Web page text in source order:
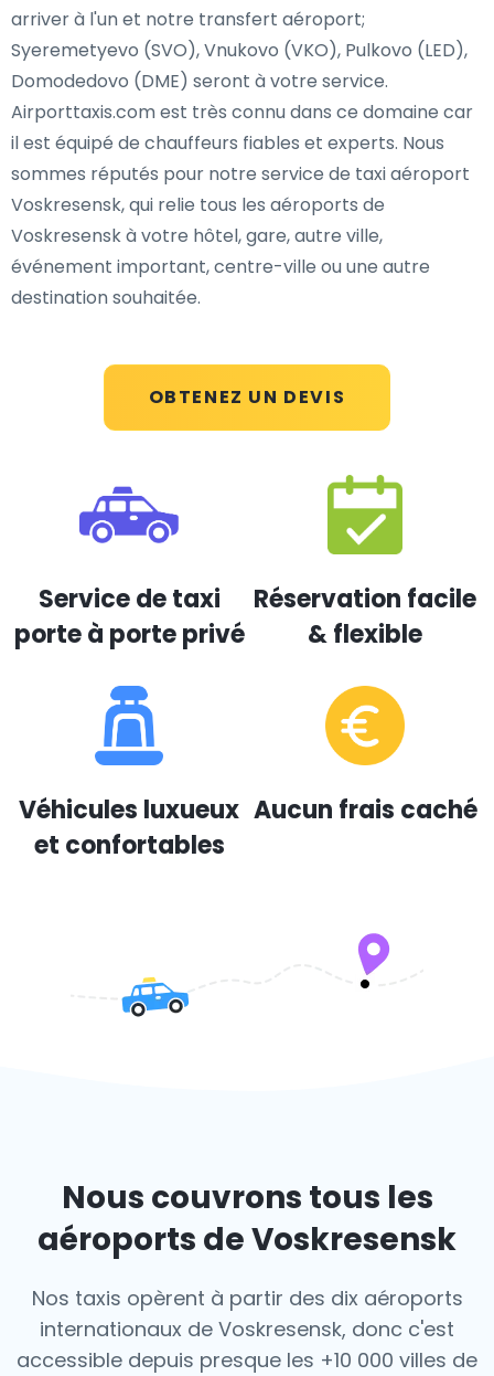
OBTENEZ UN DEVIS
arriver à l'un et notre transfert aéroport;
Syeremetyevo (SVO), Vnukovo (VKO), Pulkovo (LED),
Domodedovo (DME) seront à votre service.
Airporttaxis.com est très connu dans ce domaine car
il est équipé de chauffeurs fiables et experts. Nous
sommes réputés pour notre service de taxi aéroport
Voskresensk, qui relie tous les aéroports de
Voskresensk à votre hôtel, gare, autre ville,
événement important, centre-ville ou une autre
destination souhaitée.
Service de taxi
porte à porte privé
Réservation facile
& flexible
Véhicules luxueux
et confortables
Aucun frais caché
Nous couvrons tous les
aéroports de Voskresensk
Nos taxis opèrent à partir des dix aéroports
internationaux de Voskresensk, donc c'est
accessible depuis presque les +10 000 villes de